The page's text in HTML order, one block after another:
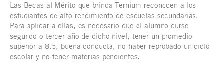
Las Becas al Mérito que brinda Ternium reconocen a los
estudiantes de alto rendimiento de escuelas secundarias.
Para aplicar a ellas, es necesario que el alumno curse
segundo o tercer año de dicho nivel, tener un promedio
superior a 8.5, buena conducta, no haber reprobado un ciclo
escolar y no tener materias pendientes.